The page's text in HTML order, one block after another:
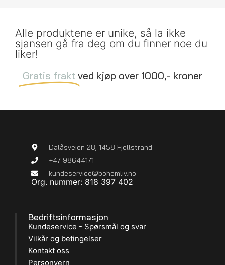
Alle produktene er unike, så la ikke
sjansen gå fra deg om du finner noe du
liker!
Gratis frakt ved kjøp over 1000,- kroner
Dalåsveien 28, 1458 Fjellstrand
+47 98644171
kundeservice@bohemliv.no
Org. nummer: 818 397 402
Bedriftsinformasjon
Kundeservice - Spørsmål og svar
Vilkår og betingelser
Kontakt oss
Personvern